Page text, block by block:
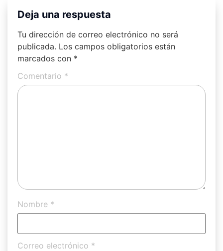
Deja una respuesta
Tu dirección de correo electrónico no será
publicada. Los campos obligatorios están
marcados con *
Comentario *
Nombre *
Correo electrónico *